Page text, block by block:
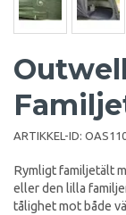
ARTIKKEL-ID:
Rymligt familjetält
eller den lilla
tålighet mot både